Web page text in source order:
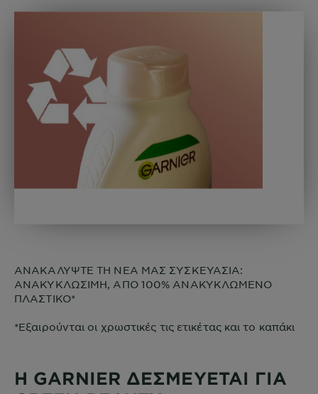
ΑΝΑΚΑΛΥΨΤΕ ΤΗ ΝΕΑ ΜΑΣ ΣΥΣΚΕΥΑΣΙΑ:
ΑΝΑΚΥΚΛΩΣΙΜΗ, ΑΠΟ 100% ΑΝΑΚΥΚΛΩΜΕΝΟ
ΠΛΑΣΤΙΚΟ*
*Εξαιρούνται οι χρωστικές τις ετικέτας και το καπάκι
H GARNIER ΔΕΣΜΕΥΕΤΑΙ ΓΙΑ